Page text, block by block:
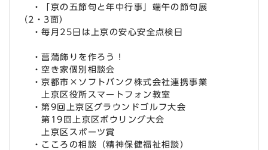
・「京の五節句と年中行事」端午の節句展
（2・3面）
・毎月25日は上京の安心安全点検日
・菖蒲飾りを作ろう！
・空き家個別相談会
・京都市×ソフトバンク株式会社連携事業
上京区役所スマートフォン教室
・第9回上京区グラウンドゴルフ大会
第19回上京区ボウリング大会
上京区スポーツ賞
・こころの相談（精神保健福祉相談）